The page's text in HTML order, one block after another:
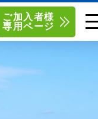
南東北センター(福島)
ご加入者様
専用ページ